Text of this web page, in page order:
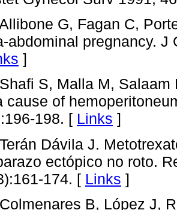
G, Fagan C,
abdominal pregnancy. J
]
S, Malla M,
cause of
198. [ Links ]
Dávila J.
ectópico no roto.
174. [ Links ]
B, López J,